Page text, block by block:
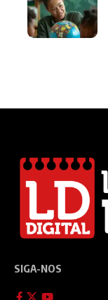
SIGA-NOS